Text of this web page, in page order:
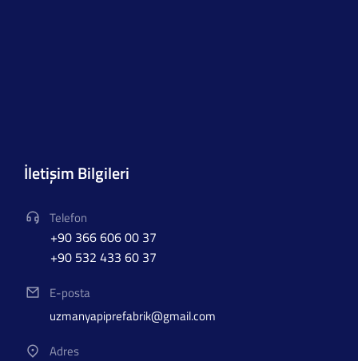
İletişim Bilgileri
Telefon
+90 366 606 00 37
+90 532 433 60 37
E-posta
uzmanyapiprefabrik@gmail.com
Adres